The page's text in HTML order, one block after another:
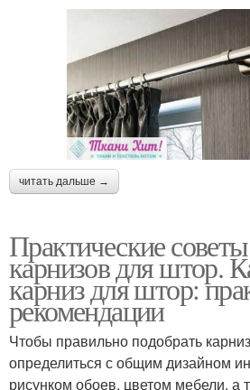
читать дальше →
Практические
карнизов для штор.
карниз для штор:
рекомендации
Чтобы правильно подобрать
определиться с общим дизайном
рисунком обоев, цветом мебели, а